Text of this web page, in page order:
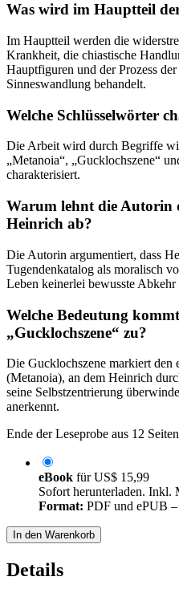
Was wird im Hauptteil
Im Hauptteil werden die
Krankheit, die chiastische
Hauptfiguren und der Prozess
Sinneswandlung behandelt.
Welche Schlüsselwörter
Die Arbeit wird durch Begriffe
„Metanoia“, „Gucklochszene“
charakterisiert.
Warum lehnt die Autorin
Heinrich ab?
Die Autorin argumentiert, dass
Tugendenkatalog als moralisch
Leben keinerlei bewusste
Welche Bedeutung
„Gucklochszene“ zu?
Die Gucklochszene markiert den
(Metanoia), an dem Heinrich
seine Selbstzentrierung
anerkennt.
Ende der Leseprobe aus 12
eBook fürUS$ 15,99
Sofort herunterladen. Inkl.
Format: PDF und ePUB
In den Warenkorb
Details